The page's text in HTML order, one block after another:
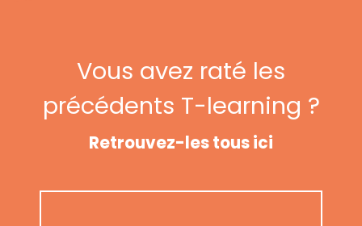
Vous avez raté les
précédents T-learning ?
Retrouvez-les tous ici